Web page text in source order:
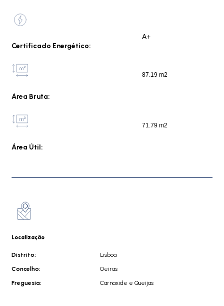
Certificado Energético:
A+
Área Bruta:
87.19 m2
Área Útil:
71.79 m2
Localização
Distrito:
Lisboa
Concelho:
Oeiras
Freguesia:
Carnaxide e Queijas